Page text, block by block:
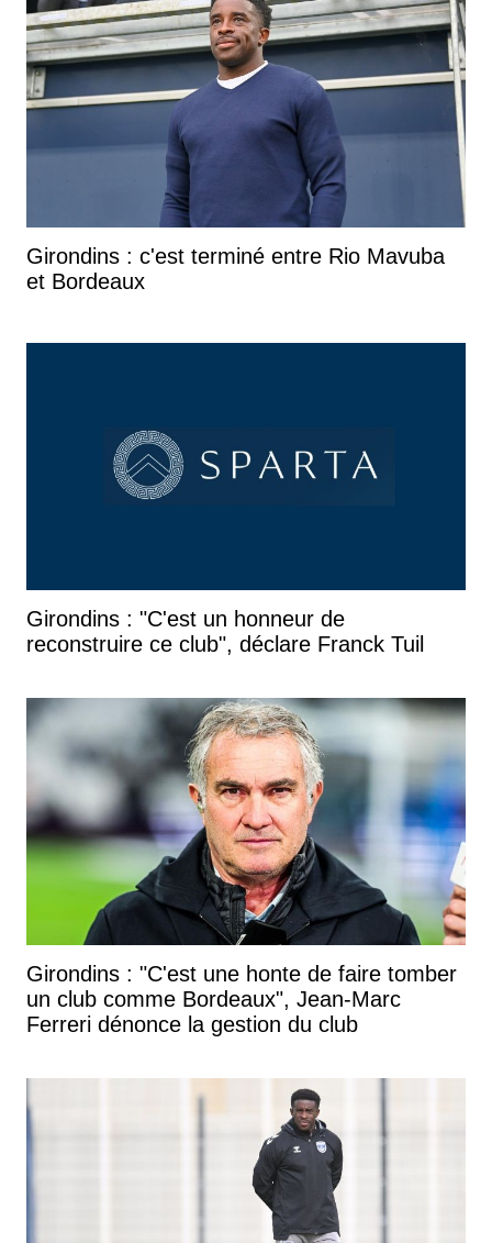
Girondins : c'est terminé entre Rio Mavuba
et Bordeaux
Girondins : "C'est un honneur de
reconstruire ce club", déclare Franck Tuil
Girondins : "C'est une honte de faire tomber
un club comme Bordeaux", Jean-Marc
Ferreri dénonce la gestion du club